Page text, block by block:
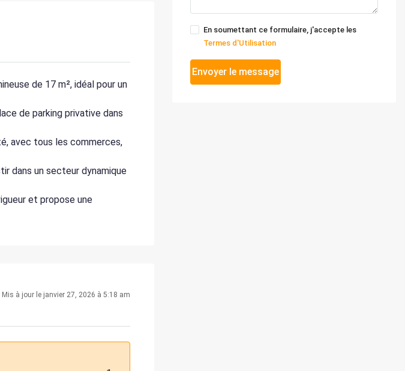
de 17 m², idéal pour un
de parking privative dans
avec tous les commerces,
dans un secteur dynamique
et propose une
Mis à jour le janvier 27, 2026 à 5:18 am
En soumettant ce formulaire, j'accepte les
Termes d'Utilisation
Envoyer le message